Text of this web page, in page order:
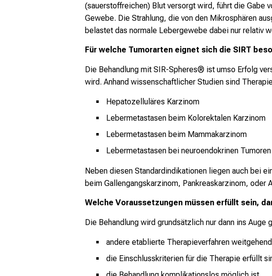
(sauerstoffreichen) Blut versorgt wird, führt die Gabe
Gewebe. Die Strahlung, die von den Mikrosphären
belastet das normale Lebergewebe dabei nur relativ
Für welche Tumorarten eignet sich die SIRT
Die Behandlung mit SIR-Spheres® ist umso Erfolg
wird. Anhand wissenschaftlicher Studien sind
Hepatozelluläres Karzinom
Lebermetastasen beim Kolorektalen Karzinom
Lebermetastasen beim Mammakarzinom
Lebermetastasen bei neuroendokrinen Tumoren
Neben diesen Standardindikationen liegen auch bei
beim Gallengangskarzinom, Pankreaskarzinom, oder
Welche Voraussetzungen müssen erfüllt sein,
Die Behandlung wird grundsätzlich nur dann ins Auge
andere etablierte Therapieverfahren
die Einschlusskriterien für die Therapie erfüllt